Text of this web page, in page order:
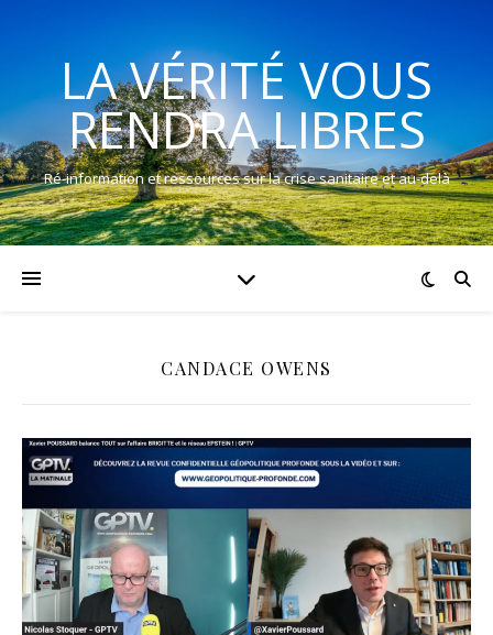
LA VÉRITÉ VOUS
RENDRA LIBRES
Ré-information et ressources sur la crise sanitaire et au-delà
CANDACE OWENS